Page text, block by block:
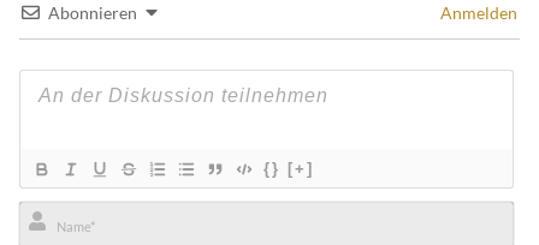
Abonnieren Anmelden
{} [+]